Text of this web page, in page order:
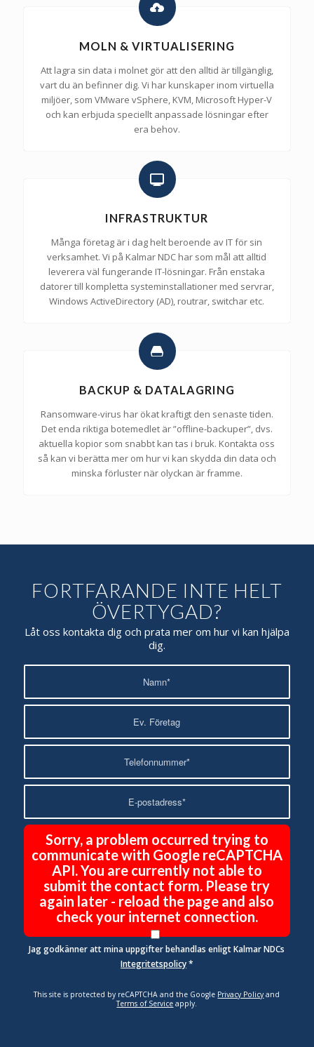
MOLN & VIRTUALISERING
Att lagra sin data i molnet gör att den alltid är tillgänglig,
vart du än befinner dig. Vi har kunskaper inom virtuella
miljöer, som VMware vSphere, KVM, Microsoft Hyper-V
och kan erbjuda speciellt anpassade lösningar efter
era behov.
INFRASTRUKTUR
Många företag är i dag helt beroende av IT för sin
verksamhet. Vi på Kalmar NDC har som mål att alltid
leverera väl fungerande IT-lösningar. Från enstaka
datorer till kompletta systeminstallationer med servrar,
Windows ActiveDirectory (AD), routrar, switchar etc.
BACKUP & DATALAGRING
Ransomware-virus har ökat kraftigt den senaste tiden.
Det enda riktiga botemedlet är ”offline-backuper”, dvs.
aktuella kopior som snabbt kan tas i bruk. Kontakta oss
så kan vi berätta mer om hur vi kan skydda din data och
minska förluster när olyckan är framme.
FORTFARANDE INTE HELT
ÖVERTYGAD?
Låt oss kontakta dig och prata mer om hur vi kan hjälpa
dig.
Sorry, a problem occurred trying to
communicate with Google reCAPTCHA
API. You are currently not able to
submit the contact form. Please try
again later - reload the page and also
check your internet connection.
Jag godkänner att mina uppgifter behandlas enligt Kalmar NDCs
Integritetspolicy*
This site is protected by reCAPTCHA and the Google Privacy Policy and
Terms of Service apply.